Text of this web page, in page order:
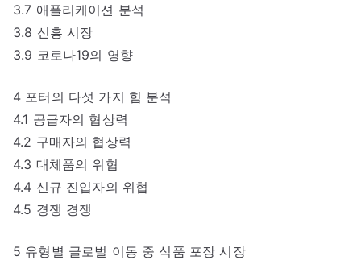
3.7 애플리케이션 분석
3.8 신흥 시장
3.9 코로나19의 영향
4 포터의 다섯 가지 힘 분석
4.1 공급자의 협상력
4.2 구매자의 협상력
4.3 대체품의 위협
4.4 신규 진입자의 위협
4.5 경쟁 경쟁
5 유형별 글로벌 이동 중 식품 포장 시장